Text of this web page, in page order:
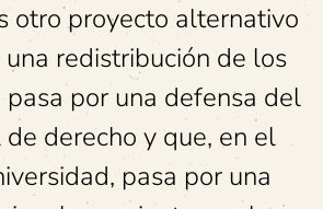
otro proyecto alternativo
redistribución de los
pasa por una defensa del
derecho y que, en el
pasa por una